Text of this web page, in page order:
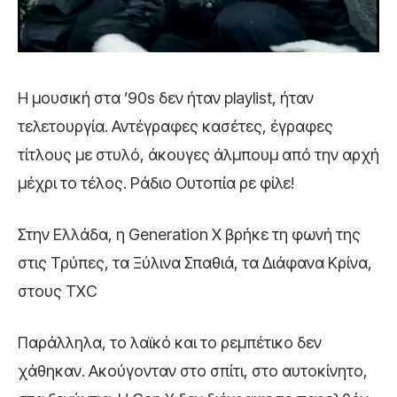
Η μουσική στα ’90s δεν ήταν playlist, ήταν
τελετουργία. Αντέγραφες κασέτες, έγραφες
τίτλους με στυλό, άκουγες άλμπουμ από την αρχή
μέχρι το τέλος. Ράδιο Ουτοπία ρε φίλε!
Στην Ελλάδα, η Generation X βρήκε τη φωνή της
στις Τρύπες, τα Ξύλινα Σπαθιά, τα Διάφανα Κρίνα,
στους TXC
Παράλληλα, το λαϊκό και το ρεμπέτικο δεν
χάθηκαν. Ακούγονταν στο σπίτι, στο αυτοκίνητο,